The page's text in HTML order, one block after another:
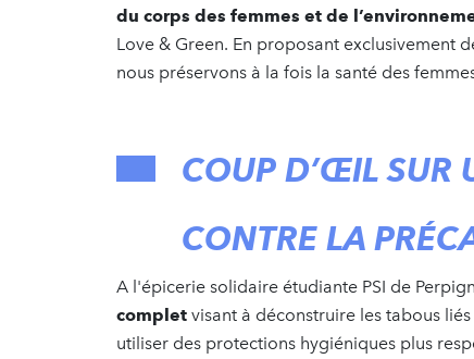
du corps des femmes et de
Love & Green. En proposant exclusivement
nous préservons à la fois la santé des
COUP D’ŒIL SUR
CONTRE LA
A l'épicerie solidaire étudiante PSI de
complet visant à déconstruire les tabous
utiliser des protections hygiéniques plus